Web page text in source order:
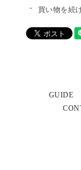
買い物を続
GUIDE